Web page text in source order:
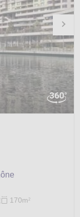
170m2